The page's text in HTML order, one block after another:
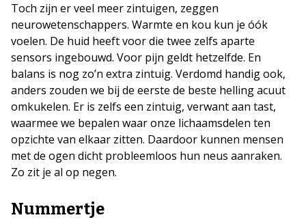
Toch zijn er veel meer zintuigen, zeggen
neurowetenschappers. Warmte en kou kun je óók
voelen. De huid heeft voor die twee zelfs aparte
sensors ingebouwd. Voor pijn geldt hetzelfde. En
balans is nog zo’n extra zintuig. Verdomd handig ook,
anders zouden we bij de eerste de beste helling acuut
omkukelen. Er is zelfs een zintuig, verwant aan tast,
waarmee we bepalen waar onze lichaamsdelen ten
opzichte van elkaar zitten. Daardoor kunnen mensen
met de ogen dicht probleemloos hun neus aanraken.
Zo zit je al op negen.
Nummertje